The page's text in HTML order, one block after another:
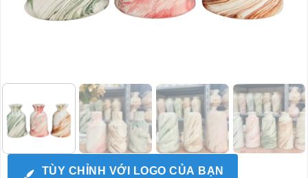
TÙY CHỈNH VỚI LOGO CỦA BẠN